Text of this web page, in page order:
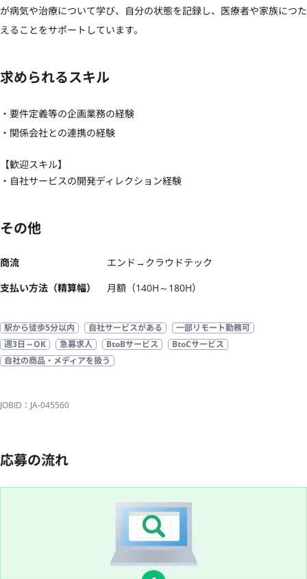
が病気や治療について学び、自分の状態を記録し、医療者や家族につた
えることをサポートしています。
求められるスキル
・要件定義等の企画業務の経験
・関係会社との連携の経験
【歓迎スキル】
・自社サービスの開発ディレクション経験
その他
商流
エンド→クラウドテック
支払い方法（精算幅）
月額（140H～180H）
駅から徒歩5分以内 自社サービスがある
一部リモート勤務可
週3日～OK
急募求人 BtoBサービス
BtoCサービス
自社の商品・メディアを扱う
JOBID：JA-045560
応募の流れ